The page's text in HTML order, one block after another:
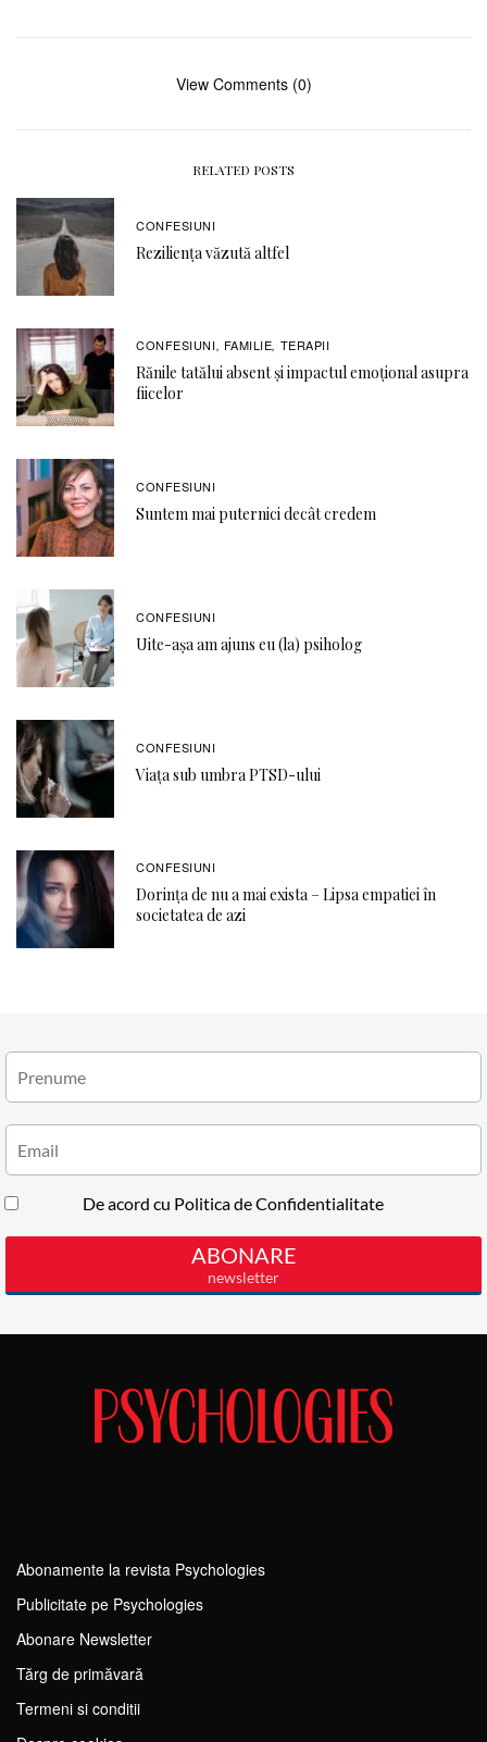
View Comments (0)
RELATED POSTS
CONFESIUNI
Reziliența văzută altfel
CONFESIUNI, FAMILIE, TERAPII
Rănile tatălui absent și impactul emoțional asupra
fiicelor
CONFESIUNI
Suntem mai puternici decât credem
CONFESIUNI
Uite-așa am ajuns eu (la) psiholog
CONFESIUNI
Viața sub umbra PTSD-ului
CONFESIUNI
Dorința de nu a mai exista – Lipsa empatiei în
societatea de azi
Abonamente la revista Psychologies
Publicitate pe Psychologies
Abonare Newsletter
Tărg de primăvară
Termeni si conditii